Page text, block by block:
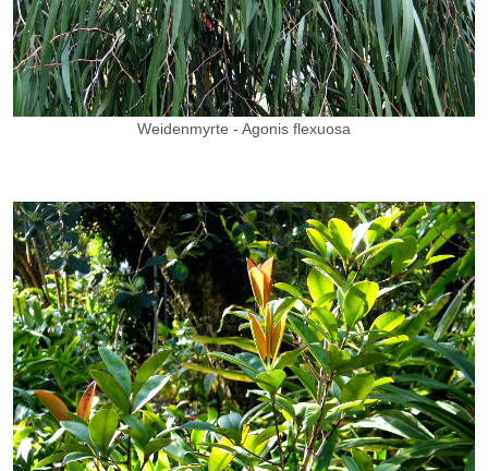
Weidenmyrte - Agonis flexuosa